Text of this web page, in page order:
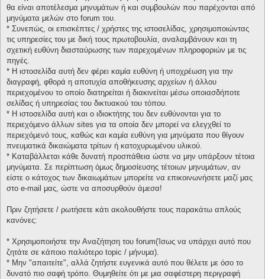
θα είναι αποτέλεσμα μηνυμάτων ή και συμβουλών που παρέχονται από
μηνύματα μελών στο forum του.
* Συνεπώς, οι επισκέπτες / χρήστες της ιστοσελίδας, χρησιμοποιώντας
τις υπηρεσίες του με δική τους πρωτοβουλία, αναλαμβάνουν και τη
σχετική ευθύνη διασταύρωσης των παρεχομένων πληροφοριών με τις
πηγές.
* H ιστοσελίδα αυτή δεν φέρει καμία ευθύνη ή υποχρέωση για την
διαγραφή, φθορά η αποτυχία αποθήκευσης αρχείων ή άλλου
περιεχομένου το οποίο διατηρείται ή διακινείται μέσω οποιασδήποτε
σελίδας ή υπηρεσίας του δικτυακού του τόπου.
* H ιστοσελίδα αυτή και ο ιδιοκτήτης του δεν ευθύνονται για το
περιεχόμενο άλλων sites για τα οποία δεν μπορεί να ελεγχθεί το
περιεχόμενό τους, καθώς και καμία ευθύνη για μηνύματα που θίγουν
πνευματικά δικαιώματα τρίτων ή κατοχυρωμένου υλικού.
* Καταβάλλεται κάθε δυνατή προσπάθεια ώστε να μην υπάρξουν τέτοια
μηνύματα. Σε περίπτωση όμως δημοσίευσης τέτοιων μηνυμάτων, αν
είστε ο κάτοχος των δικαιωμάτων μπορείτε να επικοινωνήσετε μαζί μας
στο e-mail μας, ώστε να αποσυρθούν άμεσα!
Πριν ζητήσετε / ρωτήσετε κάτι ακολουθήστε τους παρακάτω απλούς
κανόνες:
* Χρησιμοποιήστε την Αναζήτηση του forum(Ίσως να υπάρχει αυτό που
ζητάτε σε κάποιο παλιότερο topic / μήνυμα).
* Μην "απαιτείτε", αλλά ζητήστε ευγενικά αυτό που θέλετε με όσο το
δυνατό πιο σαφή τρόπο. Θυμηθείτε ότι με μια σαφέστερη περιγραφή